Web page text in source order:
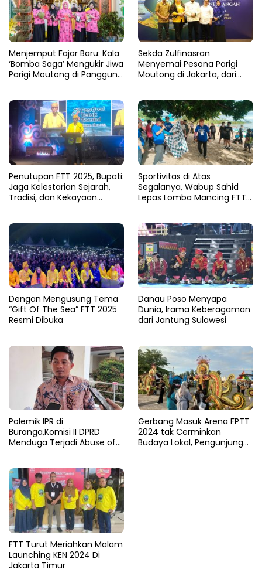
Menjemput Fajar Baru: Kala
‘Bomba Saga’ Mengukir Jiwa
Parigi Moutong di Panggung
Sekda Zulfinasran
Menyemai Pesona Parigi
Moutong di Jakarta, dari
Penutupan FTT 2025, Bupati:
Jaga Kelestarian Sejarah,
Tradisi, dan Kekayaan
Sportivitas di Atas
Segalanya, Wabup Sahid
Lepas Lomba Mancing FTT
Dengan Mengusung Tema
“Gift Of The Sea” FTT 2025
Resmi Dibuka
Danau Poso Menyapa
Dunia, Irama Keberagaman
dari Jantung Sulawesi
Polemik IPR di
Buranga,Komisi II DPRD
Menduga Terjadi Abuse of
Gerbang Masuk Arena FPTT
2024 tak Cerminkan
Budaya Lokal, Pengunjung
FTT Turut Meriahkan Malam
Launching KEN 2024 Di
Jakarta Timur